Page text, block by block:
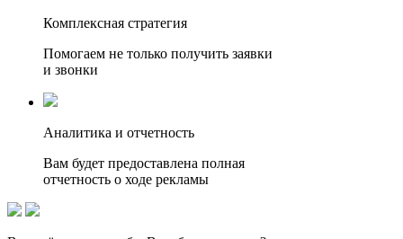
Комплексная стратегия
Помогаем не только получить заявки
и звонки
Аналитика и отчетность
Вам будет предоставлена полная
отчетность о ходе рекламы